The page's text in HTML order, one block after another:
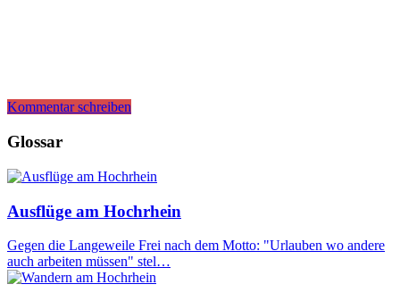
Kommentar schreiben
Glossar
Ausflüge am Hochrhein
Gegen die Langeweile Frei nach dem Motto: "Urlauben wo andere
auch arbeiten müssen" stel…